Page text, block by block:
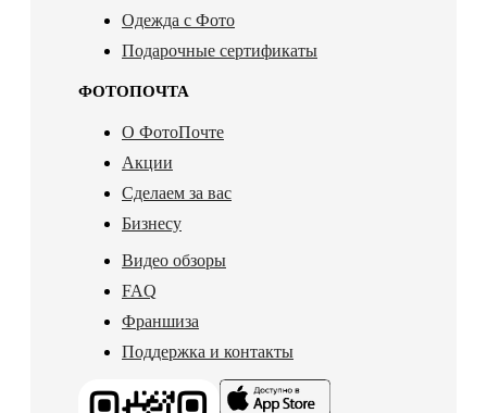
Одежда с Фото
Подарочные сертификаты
ФОТОПОЧТА
О ФотоПочте
Акции
Сделаем за вас
Бизнесу
Видео обзоры
FAQ
Франшиза
Поддержка и контакты